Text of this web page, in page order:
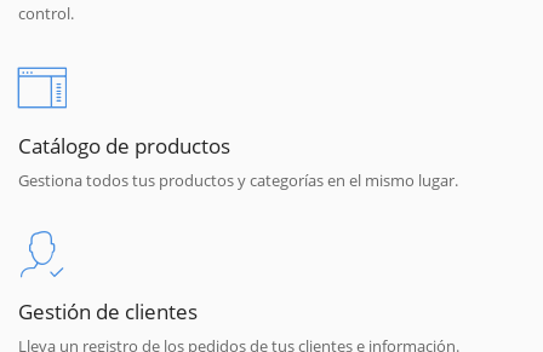
control.
Catálogo de productos
Gestiona todos tus productos y categorías en el mismo lugar.
Gestión de clientes
Lleva un registro de los pedidos de tus clientes e información.